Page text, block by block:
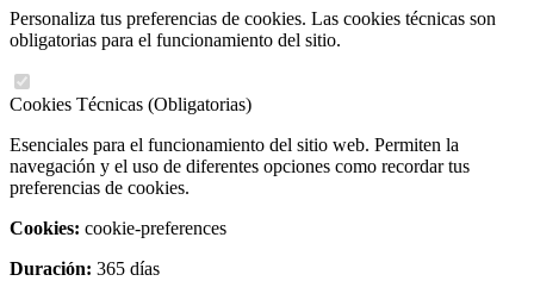
Personaliza tus preferencias de cookies. Las cookies técnicas son
obligatorias para el funcionamiento del sitio.
Cookies Técnicas (Obligatorias)
Esenciales para el funcionamiento del sitio web. Permiten la
navegación y el uso de diferentes opciones como recordar tus
preferencias de cookies.
Cookies: cookie-preferences
Duración: 365 días